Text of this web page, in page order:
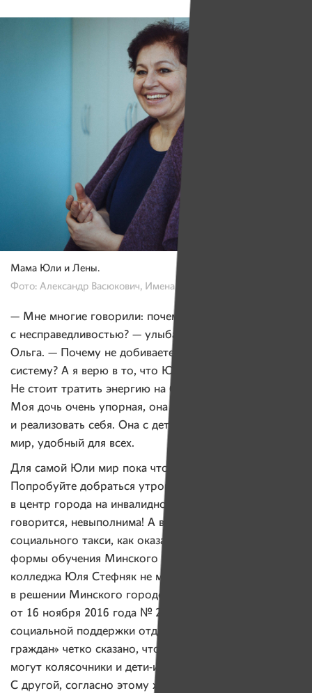
Мама Юли и Лены.
Фото: Александр Васюкович, Имена
— Мне многие говорили: почему вы не боретесь
с несправедливостью? — улыбается мама девчонок
Ольга. — Почему не добиваетесь своего, не ломаете
систему? А я верю в то, что Юлю ведет судьба.
Не стоит тратить энергию на бессмысленную борьбу.
Моя дочь очень упорная, она сможет найти
и реализовать себя. Она с детства мечтает создать
мир, удобный для всех.
Для самой Юли мир пока что не слишком удобен.
Попробуйте добраться утром, в самый час пик,
в центр города на инвалидной коляске — миссия, как
говорится, невыполнима! А воспользоваться услугой
социального такси, как оказалось, учащаяся дневной
формы обучения Минского радиотехнического
колледжа Юля Стефняк не может. С одной стороны,
в решении Минского городского Совета депутатов
от 16 ноября 2016 года № 243 «Об установлении мер
социальной поддержки отдельных категорий
граждан» четко сказано, что воспользоваться такси
могут колясочники и дети-инвалиды до 18 лет.
С другой, согласно этому же документу, право